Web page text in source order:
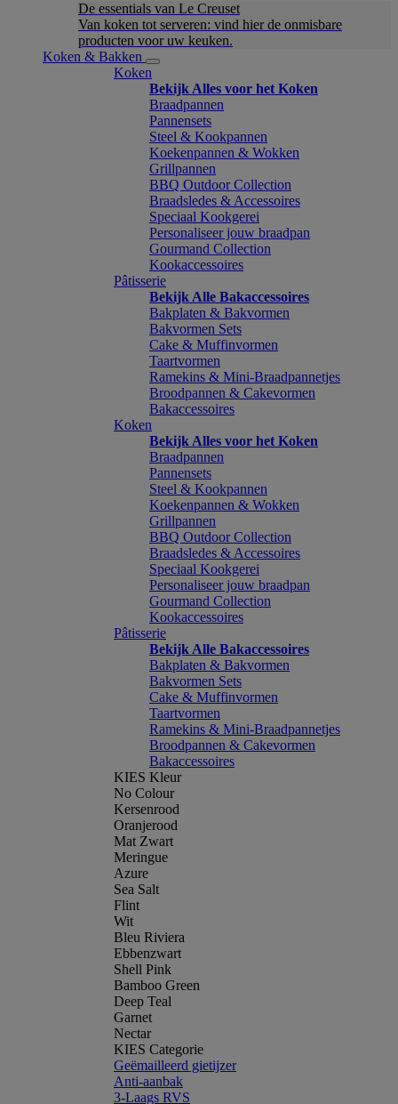
De essentials van Le Creuset
Van koken tot serveren: vind hier de onmisbare
producten voor uw keuken.
Koken & Bakken
Koken
Bekijk Alles voor het Koken
Braadpannen
Pannensets
Steel & Kookpannen
Koekenpannen & Wokken
Grillpannen
BBQ Outdoor Collection
Braadsledes & Accessoires
Speciaal Kookgerei
Personaliseer jouw braadpan
Gourmand Collection
Kookaccessoires
Pâtisserie
Bekijk Alle Bakaccessoires
Bakplaten & Bakvormen
Bakvormen Sets
Cake & Muffinvormen
Taartvormen
Ramekins & Mini-Braadpannetjes
Broodpannen & Cakevormen
Bakaccessoires
Koken
Bekijk Alles voor het Koken
Braadpannen
Pannensets
Steel & Kookpannen
Koekenpannen & Wokken
Grillpannen
BBQ Outdoor Collection
Braadsledes & Accessoires
Speciaal Kookgerei
Personaliseer jouw braadpan
Gourmand Collection
Kookaccessoires
Pâtisserie
Bekijk Alle Bakaccessoires
Bakplaten & Bakvormen
Bakvormen Sets
Cake & Muffinvormen
Taartvormen
Ramekins & Mini-Braadpannetjes
Broodpannen & Cakevormen
Bakaccessoires
KIES Kleur
No Colour
Kersenrood
Oranjerood
Mat Zwart
Meringue
Azure
Sea Salt
Flint
Wit
Bleu Riviera
Ebbenzwart
Shell Pink
Bamboo Green
Deep Teal
Garnet
Nectar
KIES Categorie
Geëmailleerd gietijzer
Anti-aanbak
3-Laags RVS